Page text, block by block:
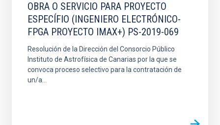
OBRA O SERVICIO PARA PROYECTO
ESPECÍFIO (INGENIERO ELECTRÓNICO-
FPGA PROYECTO IMAX+) PS-2019-069
Resolución de la Dirección del Consorcio Público
Instituto de Astrofísica de Canarias por la que se
convoca proceso selectivo para la contratación de
un/a...